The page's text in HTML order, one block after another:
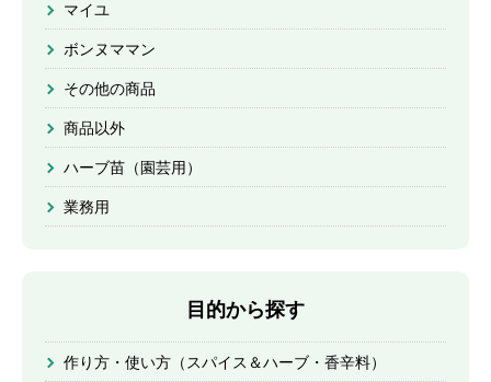
マイユ
ボンヌママン
その他の商品
商品以外
ハーブ苗（園芸用）
業務用
目的から探す
作り方・使い方（スパイス＆ハーブ・香辛料）